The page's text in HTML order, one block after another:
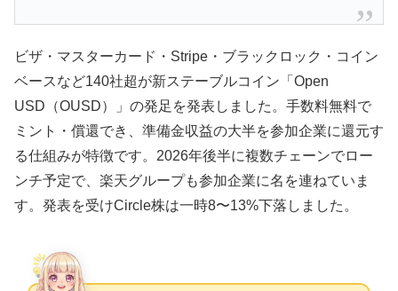
ビザ・マスターカード・Stripe・ブラックロック・コイン
ベースなど140社超が新ステーブルコイン「Open
USD（OUSD）」の発足を発表しました。手数料無料で
ミント・償還でき、準備金収益の大半を参加企業に還元す
る仕組みが特徴です。2026年後半に複数チェーンでロー
ンチ予定で、楽天グループも参加企業に名を連ねていま
す。発表を受けCircle株は一時8〜13%下落しました。